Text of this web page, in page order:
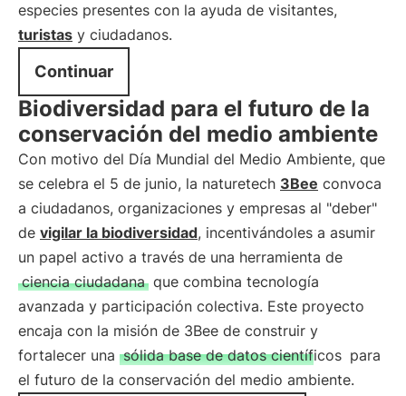
especies presentes con la ayuda de visitantes,
turistas y ciudadanos.
Continuar
Biodiversidad para el futuro de la
conservación del medio ambiente
Con motivo del Día Mundial del Medio Ambiente, que
se celebra el 5 de junio, la naturetech 3Bee convoca
a ciudadanos, organizaciones y empresas al "deber"
de vigilar la biodiversidad, incentivándoles a asumir
un papel activo a través de una herramienta de
ciencia ciudadana que combina tecnología
avanzada y participación colectiva. Este proyecto
encaja con la misión de 3Bee de construir y
fortalecer una sólida base de datos científicos para
el futuro de la conservación del medio ambiente.